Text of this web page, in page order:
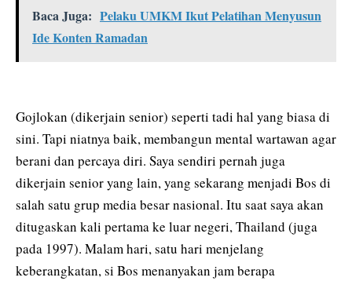
Baca Juga: Pelaku UMKM Ikut Pelatihan Menyusun
Ide Konten Ramadan
Gojlokan (dikerjain senior) seperti tadi hal yang biasa di
sini. Tapi niatnya baik, membangun mental wartawan agar
berani dan percaya diri. Saya sendiri pernah juga
dikerjain senior yang lain, yang sekarang menjadi Bos di
salah satu grup media besar nasional. Itu saat saya akan
ditugaskan kali pertama ke luar negeri, Thailand (juga
pada 1997). Malam hari, satu hari menjelang
keberangkatan, si Bos menanyakan jam berapa